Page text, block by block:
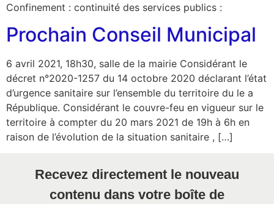
Confinement : continuité des services publics :
Prochain Conseil Municipal
6 avril 2021, 18h30, salle de la mairie Considérant le
décret n°2020-1257 du 14 octobre 2020 déclarant l’état
d’urgence sanitaire sur l’ensemble du territoire du le a
République. Considérant le couvre-feu en vigueur sur le
territoire à compter du 20 mars 2021 de 19h à 6h en
raison de l’évolution de la situation sanitaire , […]
Recevez directement le nouveau
contenu dans votre boîte de